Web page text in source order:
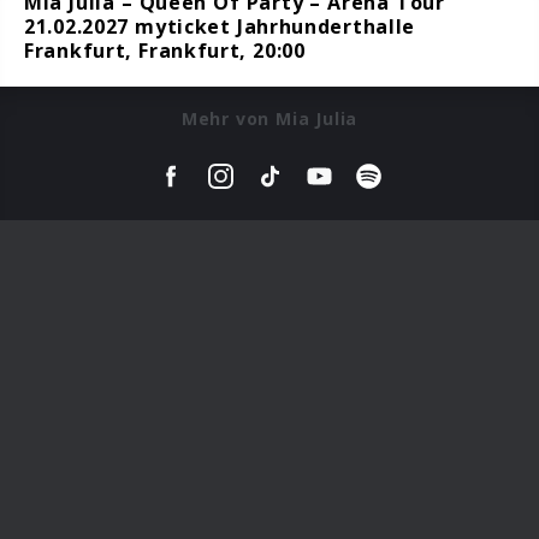
21.02.2027 myticket Jahrhunderthalle
Frankfurt, Frankfurt, 20:00
Mehr von Mia Julia